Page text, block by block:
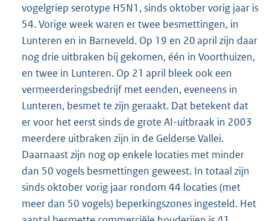
vogelgriep serotype H5N1, sinds oktober vorig jaar is
54. Vorige week waren er twee besmettingen, in
Lunteren en in Barneveld. Op 19 en 20 april zijn daar
nog drie uitbraken bij gekomen, één in Voorthuizen,
en twee in Lunteren. Op 21 april bleek ook een
vermeerderingsbedrijf met eenden, eveneens in
Lunteren, besmet te zijn geraakt. Dat betekent dat
er voor het eerst sinds de grote AI-uitbraak in 2003
meerdere uitbraken zijn in de Gelderse Vallei.
Daarnaast zijn nog op enkele locaties met minder
dan 50 vogels besmettingen geweest. In totaal zijn
sinds oktober vorig jaar rondom 44 locaties (met
meer dan 50 vogels) beperkingszones ingesteld. Het